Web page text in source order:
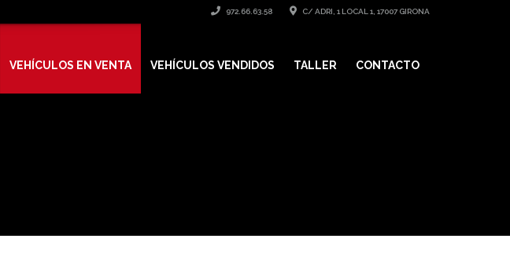
972.66.63.58 C/ ADRI, 1 LOCAL 1, 17007 GIRONA
VEHÍCULOS EN VENTA VEHÍCULOS VENDIDOS TALLER CONTACTO